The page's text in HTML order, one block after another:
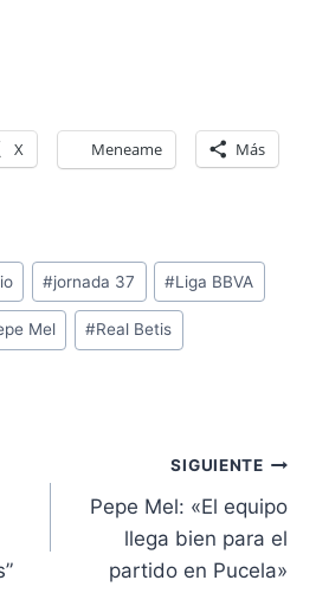
X Meneame Más
#jornada 37 #Liga BBVA
Mel #Real Betis
SIGUIENTE
Pepe Mel: «El equipo
llega bien para el
partido en Pucela»